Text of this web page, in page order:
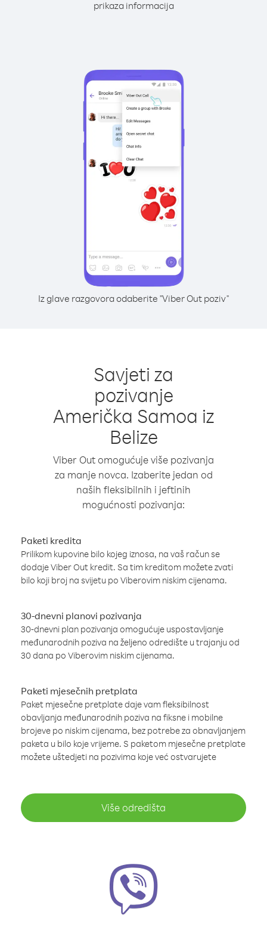
prikaza informacija
Iz glave razgovora odaberite "Viber Out poziv"
Savjeti za
pozivanje
Američka Samoa iz
Belize
Viber Out omogućuje više pozivanja
za manje novca. Izaberite jedan od
naših fleksibilnih i jeftinih
mogućnosti pozivanja:
Paketi kredita
Prilikom kupovine bilo kojeg iznosa, na vaš račun se
dodaje Viber Out kredit. Sa tim kreditom možete zvati
bilo koji broj na svijetu po Viberovim niskim cijenama.
30-dnevni planovi pozivanja
30-dnevni plan pozivanja omogućuje uspostavljanje
međunarodnih poziva na željeno odredište u trajanju od
30 dana po Viberovim niskim cijenama.
Paketi mjesečnih pretplata
Paket mjesečne pretplate daje vam fleksibilnost
obavljanja međunarodnih poziva na fiksne i mobilne
brojeve po niskim cijenama, bez potrebe za obnavljanjem
paketa u bilo koje vrijeme. S paketom mjesečne pretplate
možete uštedjeti na pozivima koje već ostvarujete
Više odredišta